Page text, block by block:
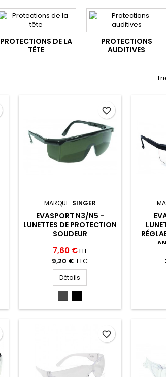
PROTECTIONS DE LA
TÊTE
PROTECTIONS
AUDITIVES
MARQUE: SINGER
EVASPORT N3/N5 -
LUNETTES DE PROTECTION
SOUDEUR
7,60 €HT
9,20 € TTC
Détails
3
(TEINTE
5
(TEINTE
favorite_border
favorite_border